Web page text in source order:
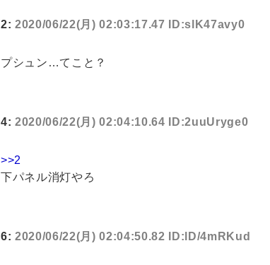
2: 2020/06/22(月) 02:03:17.47 ID:slK47avy0
プシュン…てこと？
4: 2020/06/22(月) 02:04:10.64 ID:2uuUryge0
>>2
下パネル消灯やろ
6: 2020/06/22(月) 02:04:50.82 ID:lD/4mRKud